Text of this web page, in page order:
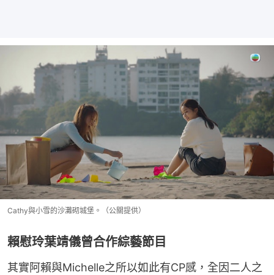
Cathy與小雪的沙灘砌城堡。（公關提供）
賴慰玲葉靖儀曾合作綜藝節目
其實阿賴與Michelle之所以如此有CP感，全因二人之